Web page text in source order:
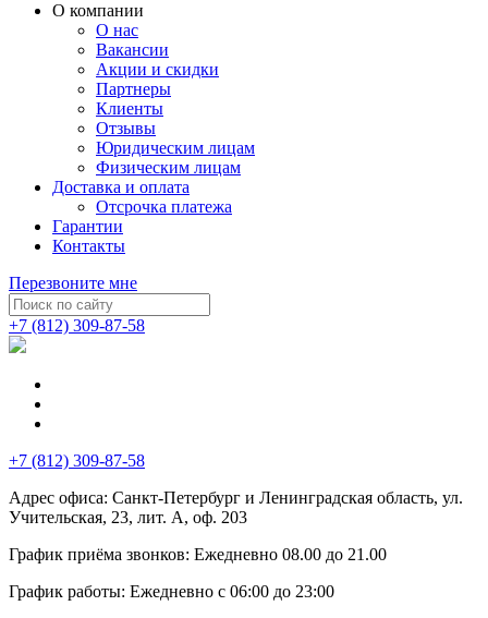
О компании
О нас
Вакансии
Акции и скидки
Партнеры
Клиенты
Отзывы
Юридическим лицам
Физическим лицам
Доставка и оплата
Отсрочка платежа
Гарантии
Контакты
Перезвоните мне
+7 (812) 309-87-58
+7 (812) 309-87-58
Адрес офиса: Санкт-Петербург и Ленинградская область, ул.
Учительская, 23, лит. А, оф. 203
График приёма звонков: Ежедневно 08.00 до 21.00
График работы: Ежедневно с 06:00 до 23:00